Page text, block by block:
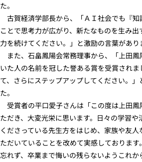
た。
古賀経済学部長から、「ＡＩ社会でも『知
ことで思考力が広がり、新たなものを生み
力を続けてください。」と激励の言葉があり
また、石畠鳳陽会常務理事から、「上田
いた人の名前を冠した誉ある賞を受賞され
て、さらにステップアップしてください。
た。
受賞者の平口愛子さんは「この度は上田
ただき、大変光栄に思います。日々の学習
くださっている先生方をはじめ、家族や友
ただいていることを改めて実感しておりま
忘れず、卒業まで悔いの残らないようこれ